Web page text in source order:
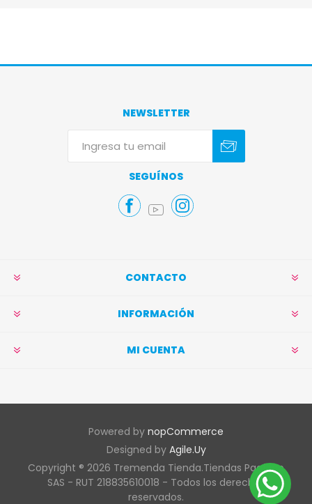
NEWSLETTER
SEGUÍNOS
CONTACTO
INFORMACIÓN
MI CUENTA
Powered by nopCommerce
Designed by Agile.Uy
Copyright ® 2026 Tremenda Tienda.Tiendas Pacífico
SAS - RUT 218835610018 - Todos los derechos
reservados.